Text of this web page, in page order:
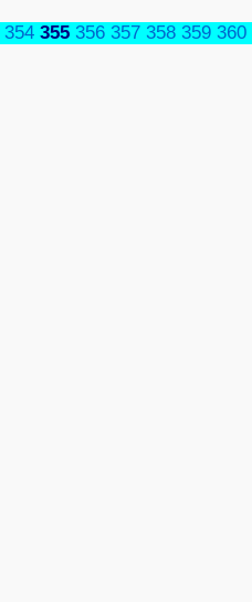
354 355 356 357 358 359 360